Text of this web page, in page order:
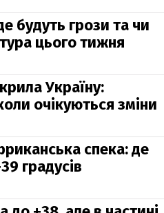
будуть грози та чи
цього тижня
Україну:
очікуються зміни
спека: де
градусів